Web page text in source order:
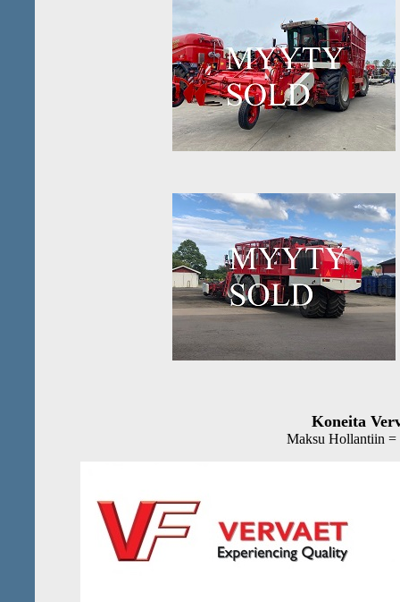
Koneita
Maksu Hollantiin =